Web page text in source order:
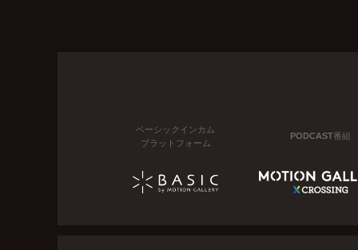
ベーシックインカム
プラットフォーム
PODCAST番組